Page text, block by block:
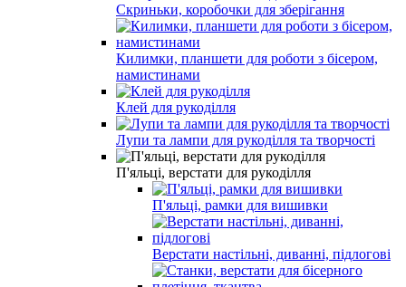
Скриньки, коробочки для зберігання
Килимки, планшети для роботи з бісером,
намистинами
Клей для рукоділля
Лупи та лампи для рукоділля та творчості
П'яльці, верстати для рукоділля
П'яльці, рамки для вишивки
Верстати настільні, диванні, підлогові